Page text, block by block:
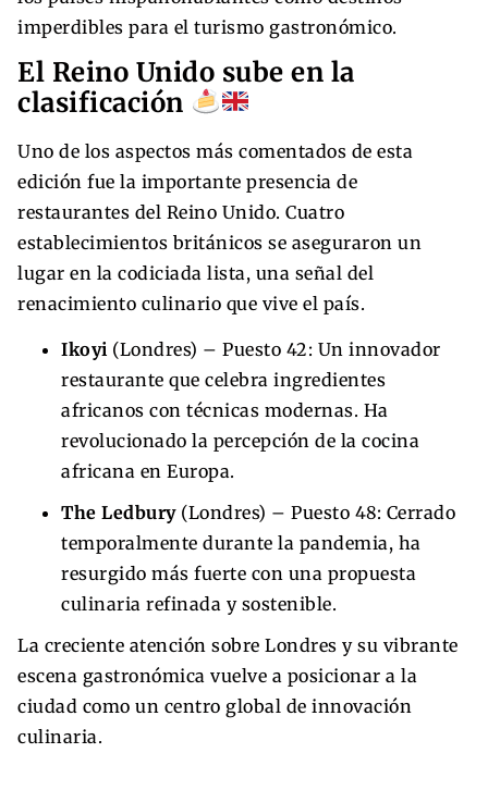
imperdibles para el turismo gastronómico.
El Reino Unido sube en la
clasificación
Uno de los aspectos más comentados de esta
edición fue la importante presencia de
restaurantes del Reino Unido. Cuatro
establecimientos británicos se aseguraron un
lugar en la codiciada lista, una señal del
renacimiento culinario que vive el país.
Ikoyi (Londres) – Puesto 42: Un innovador
restaurante que celebra ingredientes
africanos con técnicas modernas. Ha
revolucionado la percepción de la cocina
africana en Europa.
The Ledbury(Londres) – Puesto 48: Cerrado
temporalmente durante la pandemia, ha
resurgido más fuerte con una propuesta
culinaria refinada y sostenible.
La creciente atención sobre Londres y su vibrante
escena gastronómica vuelve a posicionar a la
ciudad como un centro global de innovación
culinaria.